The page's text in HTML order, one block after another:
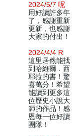
2024/5/7 呢
用好讀許多年
了，感謝重新
更新，也感謝
大家的付出！
2024/4/4 R
這里居然能找
到哈維爾．西
耶拉的書！驚
喜萬分！希望
能讀到更多這
位歷史小說大
師的作品！感
恩每一位好讀
團隊！